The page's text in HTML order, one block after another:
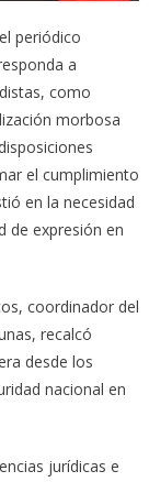
periódico
a
como
morbosa
el cumplimiento
en la necesidad
de expresión en
coordinador del
recalcó
desde los
nacional en
jurídicas e